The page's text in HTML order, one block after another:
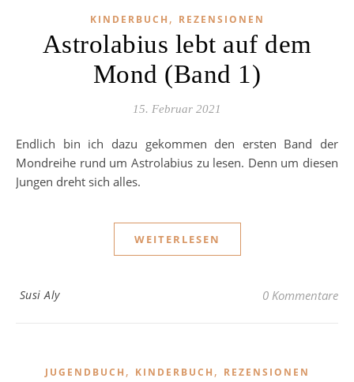
KINDERBUCH , REZENSIONEN
Astrolabius lebt auf dem
Mond (Band 1)
15. Februar 2021
Endlich bin ich dazu gekommen den ersten Band der
Mondreihe rund um Astrolabius zu lesen. Denn um diesen
Jungen dreht sich alles.
WEITERLESEN
Susi Aly 0 Kommentare
JUGENDBUCH , KINDERBUCH , REZENSIONEN